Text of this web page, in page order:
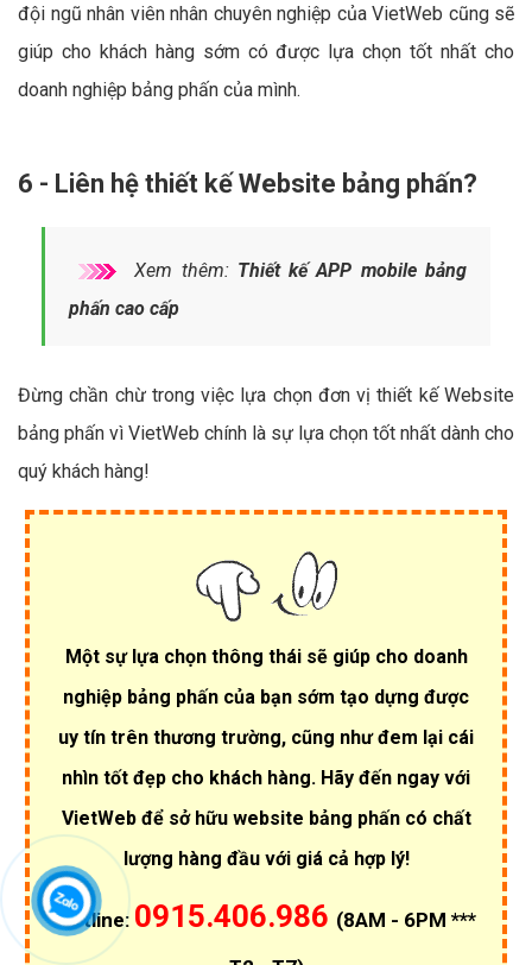
đội ngũ nhân viên nhân chuyên nghiệp của VietWeb cũng sẽ
giúp cho khách hàng sớm có được lựa chọn tốt nhất cho
doanh nghiệp bảng phấn của mình.
6 - Liên hệ thiết kế Website bảng phấn?
Xem thêm: Thiết kế APP mobile bảng
phấn cao cấp
Đừng chần chừ trong việc lựa chọn đơn vị thiết kế Website
bảng phấn vì VietWeb chính là sự lựa chọn tốt nhất dành cho
quý khách hàng!
Một sự lựa chọn thông thái sẽ giúp cho doanh
nghiệp bảng phấn của bạn sớm tạo dựng được
uy tín trên thương trường, cũng như đem lại cái
nhìn tốt đẹp cho khách hàng. Hãy đến ngay với
VietWeb để sở hữu website bảng phấn có chất
lượng hàng đầu với giá cả hợp lý!
Hotline: 0915.406.986 (8AM - 6PM ***